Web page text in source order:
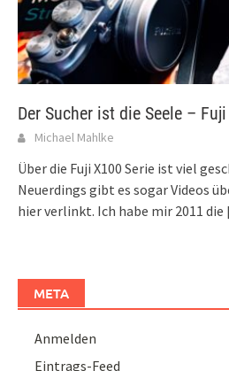
Der Sucher ist die Seele –
Michael Mahlke
Über die Fuji X100 Serie ist viel
Neuerdings gibt es sogar Videos
hier verlinkt. Ich habe mir 2011 die
META
Anmelden
Eintrags-Feed